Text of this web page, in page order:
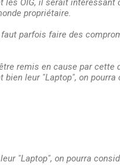
les OIG, il serait
propriétaire.
parfois faire des
remis en cause par
leur "Laptop", on
"Laptop", on pourra